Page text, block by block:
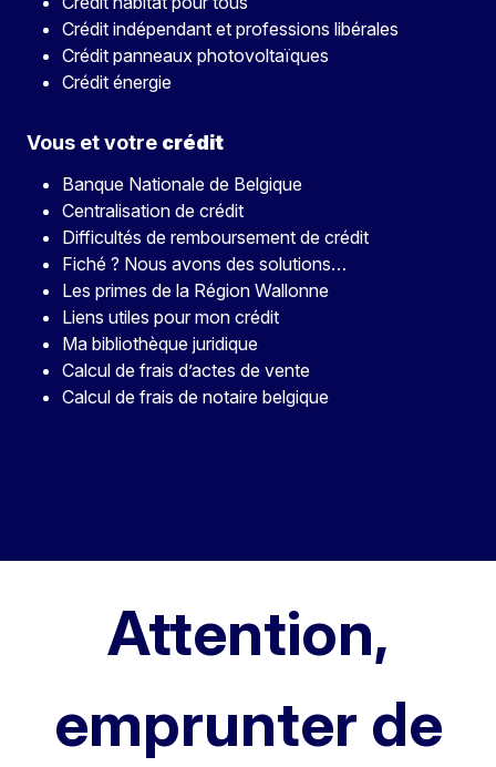
Crédit indépendant et professions libérales
Crédit panneaux photovoltaïques
Crédit énergie
Vous et votre crédit
Banque Nationale de Belgique
Centralisation de crédit
Difficultés de remboursement de crédit
Fiché ? Nous avons des solutions…
Les primes de la Région Wallonne
Liens utiles pour mon crédit
Ma bibliothèque juridique
Calcul de frais d’actes de vente
Calcul de frais de notaire belgique
Attention,
emprunter de